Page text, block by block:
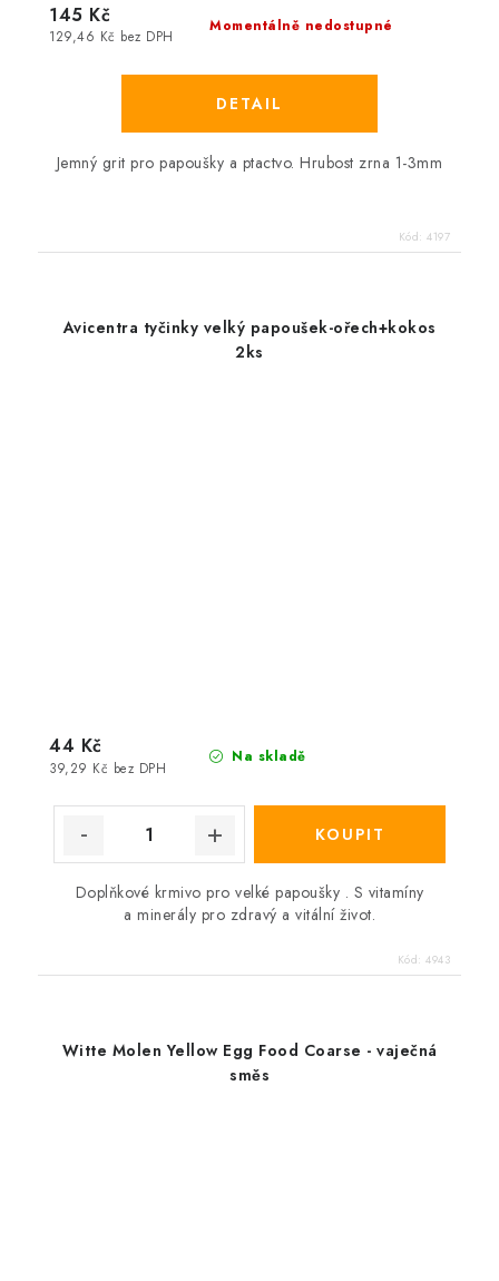
Momentálně nedostupné
129,46 Kč bez DPH
145 Kč
Jemný grit pro papoušky a ptactvo. Hrubost zrna 1-3mm
Kód: 4197
Avicentra tyčinky velký papoušek-ořech+kokos
2ks
Na skladě
39,29 Kč bez DPH
44 Kč
Doplňkové krmivo pro velké papoušky . S vitamíny
a minerály pro zdravý a vitální život.
Kód: 4943
Witte Molen Yellow Egg Food Coarse - vaječná
směs